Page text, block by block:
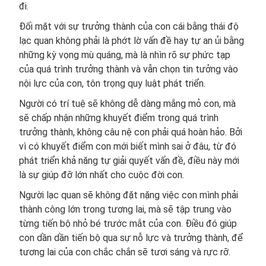
đi.
Đối mặt với sự trưởng thành của con cái bằng thái độ
lạc quan không phải là phớt lờ vấn đề hay tự an ủi bằng
những kỳ vọng mù quáng, mà là nhìn rõ sự phức tạp
của quá trình trưởng thành và vẫn chọn tin tưởng vào
nội lực của con, tôn trọng quy luật phát triển.
Người có trí tuệ sẽ không dễ dàng mắng mỏ con, mà
sẽ chấp nhận những khuyết điểm trong quá trình
trưởng thành, không câu nệ con phải quá hoàn hảo. Bởi
vì có khuyết điểm con mới biết mình sai ở đâu, từ đó
phát triển khả năng tự giải quyết vấn đề, điều này mới
là sự giúp đỡ lớn nhất cho cuộc đời con.
Người lạc quan sẽ không đặt nặng việc con mình phải
thành công lớn trong tương lai, mà sẽ tập trung vào
từng tiến bộ nhỏ bé trước mắt của con. Điều đó giúp
con dần dần tiến bộ qua sự nỗ lực và trưởng thành, để
tương lai của con chắc chắn sẽ tươi sáng và rực rỡ.